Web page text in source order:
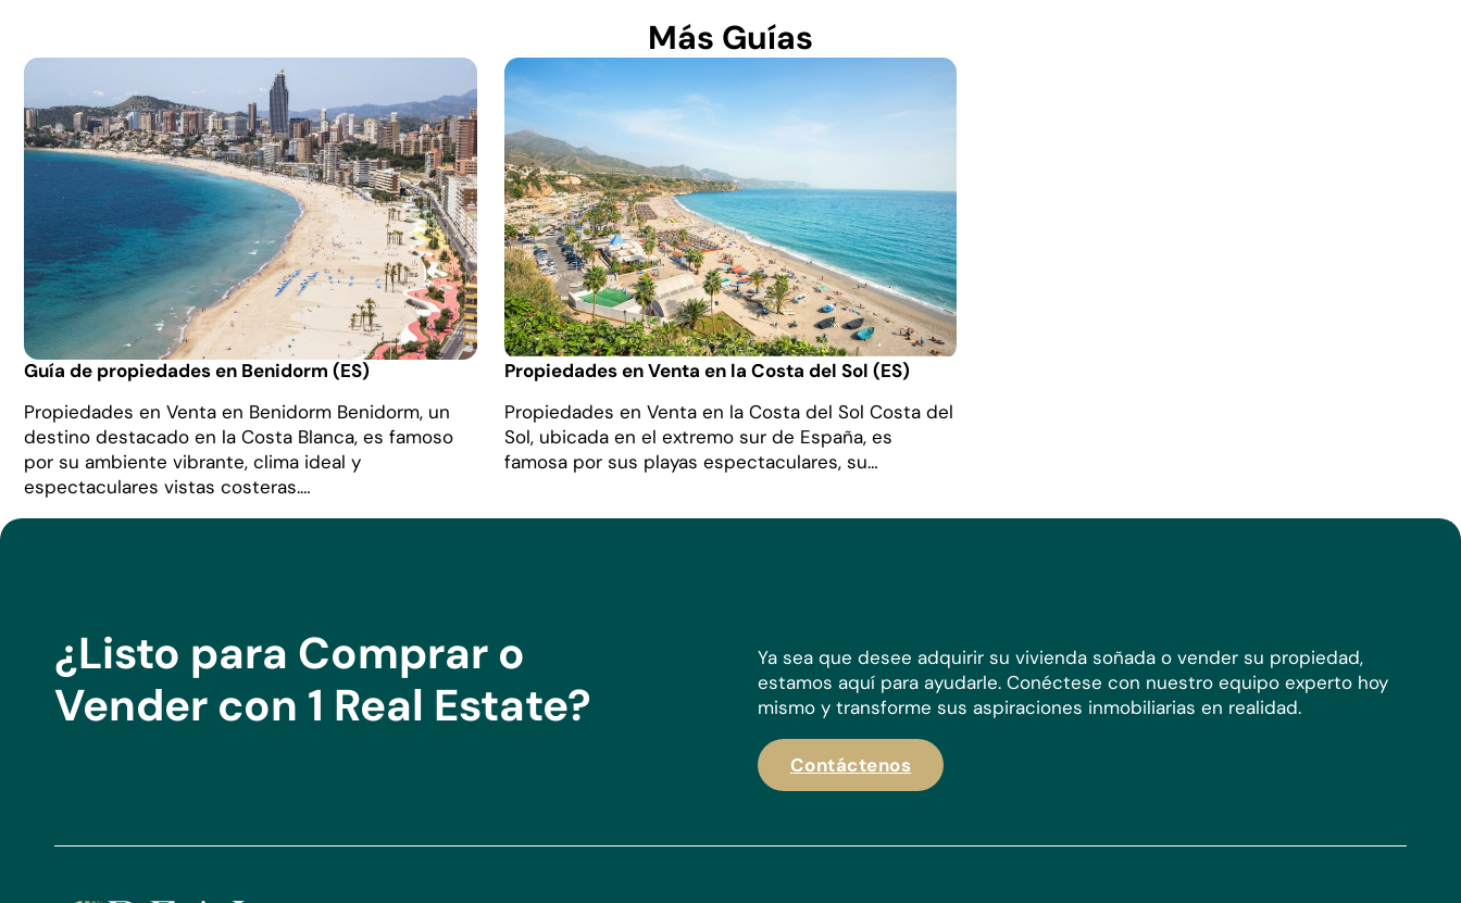
Más Guías
Guía de propiedades en Benidorm (ES)
Propiedades en Venta en Benidorm Benidorm, un
destino destacado en la Costa Blanca, es famoso
por su ambiente vibrante, clima ideal y
espectaculares vistas costeras.…
Propiedades en Venta en la Costa del Sol (ES)
Propiedades en Venta en la Costa del Sol Costa del
Sol, ubicada en el extremo sur de España, es
famosa por sus playas espectaculares, su…
¿Listo para Comprar o
Vender con 1 Real Estate?
Ya sea que desee adquirir su vivienda soñada o vender su propiedad,
estamos aquí para ayudarle. Conéctese con nuestro equipo experto hoy
mismo y transforme sus aspiraciones inmobiliarias en realidad.
Contáctenos